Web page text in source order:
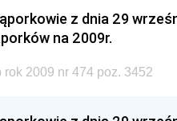
z dnia 29
na 2009r.
2009 nr 474 poz. 3452